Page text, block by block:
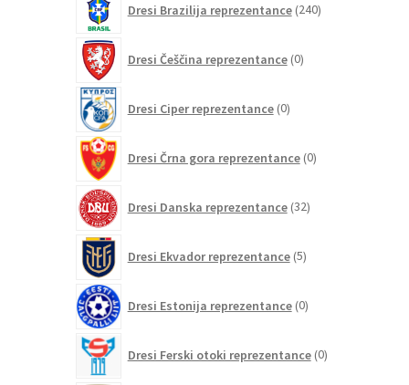
Dresi Brazilija reprezentance 240izdelkov
Dresi Češčina reprezentance 0izdelkov
Dresi Ciper reprezentance 0izdelkov
Dresi Črna gora reprezentance 0izdelkov
Dresi Danska reprezentance 32izdelkov
Dresi Ekvador reprezentance 5izdelkov
Dresi Estonija reprezentance 0izdelkov
Dresi Ferski otoki reprezentance 0izdelkov